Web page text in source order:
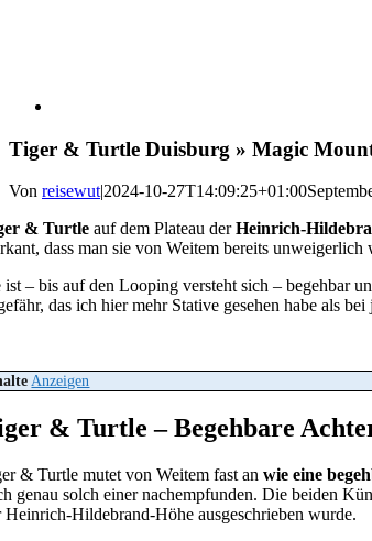
Tiger & Turtle Duisburg » Magic
Von reisewut|2024-10-27T14:09:25+01:00
& Turtle auf dem Plateau derHeinrich-
dass man sie von Weitem bereits
ist – bis auf den Looping versteht sich – begehbar
das ich hier mehr Stative gesehen habe als
Anzeigen
& Turtle – Begehbare
& Turtle mutet von Weitem fast anwie eine
genau solch einer nachempfunden. Die beiden
Heinrich-Hildebrand-Höhe ausgeschrieben wurde.